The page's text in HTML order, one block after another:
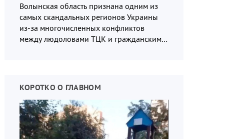
Волынская область признана одним из
самых скандальных регионов Украины
из-за многочисленных конфликтов
между людоловами ТЦК и гражданским
КОРОТКО О ГЛАВНОМ